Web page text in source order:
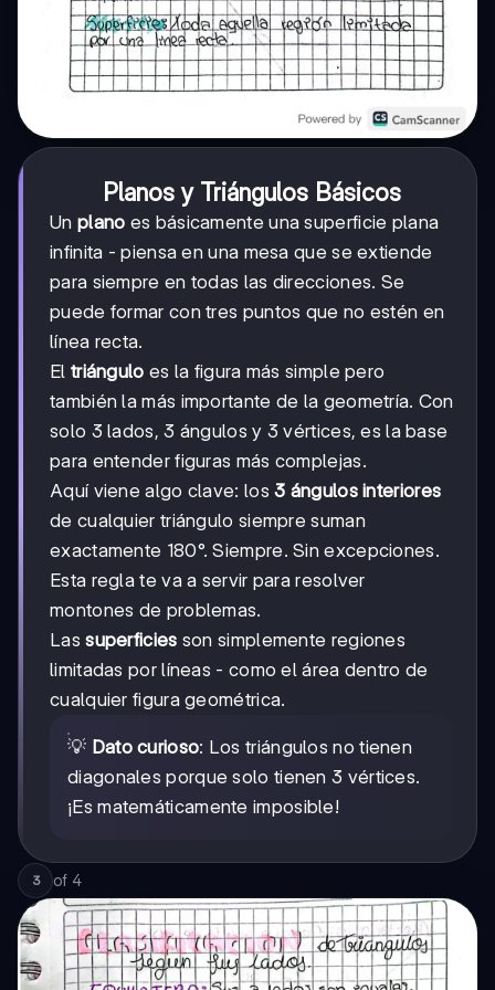
Planos y Triángulos Básicos
Un plano es básicamente una superficie plana
infinita - piensa en una mesa que se extiende
para siempre en todas las direcciones. Se
puede formar con tres puntos que no estén en
línea recta.
El triángulo es la figura más simple pero
también la más importante de la geometría. Con
solo 3 lados, 3 ángulos y 3 vértices, es la base
para entender figuras más complejas.
Aquí viene algo clave: los3 ángulos interiores
de cualquier triángulo siempre suman
exactamente 180°. Siempre. Sin excepciones.
Esta regla te va a servir para resolver
montones de problemas.
Lassuperficies son simplemente regiones
limitadas por líneas - como el área dentro de
cualquier figura geométrica.
💡 Dato curioso: Los triángulos no tienen
diagonales porque solo tienen 3 vértices.
¡Es matemáticamente imposible!
3 of 4